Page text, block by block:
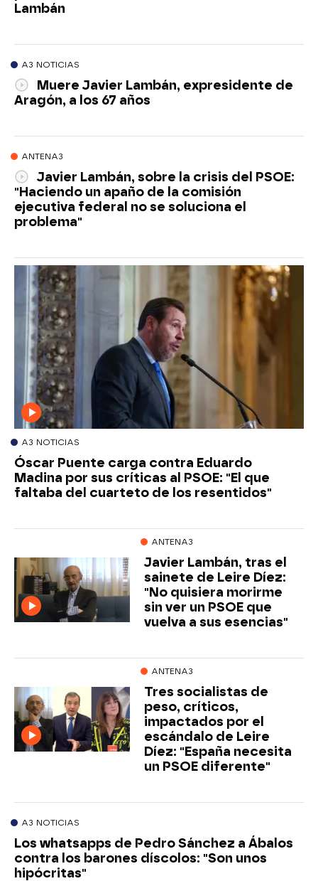
Lambán
A3 NOTICIAS
Muere Javier Lambán, expresidente de
Aragón, a los 67 años
ANTENA3
Javier Lambán, sobre la crisis del PSOE:
"Haciendo un apaño de la comisión
ejecutiva federal no se soluciona el
problema"
A3 NOTICIAS
Óscar Puente carga contra Eduardo
Madina por sus críticas al PSOE: "El que
faltaba del cuarteto de los resentidos"
ANTENA3
Javier Lambán, tras el
sainete de Leire Díez:
"No quisiera morirme
sin ver un PSOE que
vuelva a sus esencias"
ANTENA3
Tres socialistas de
peso, críticos,
impactados por el
escándalo de Leire
Díez: "España necesita
un PSOE diferente"
A3 NOTICIAS
Los whatsapps de Pedro Sánchez a Ábalos
contra los barones díscolos: "Son unos
hipócritas"